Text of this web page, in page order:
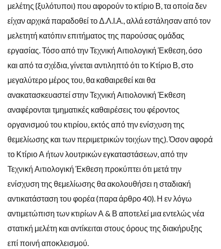
μελέτης {ξυλότυποι) που αφορούν το κτίριο Β, τα οποία δεν
είχαν αρχικά παραδοθεί το Δ.Λ.Ι.Α., αλλά εστάλησαν από τον
μελετητή κατόπιν επιτήματος της παρούσας ομάδας
εργασίας. Τόσο από την Τεχνική Αιτιολογική Έκθεση, όσο
και από τα σχέδια, γίνεται αντιληπτό ότι το Κτίριο Β, στο
μεγαλύτερο μέρος του, θα καθαιρεθεί και θα
ανακατασκευαστεί στην Τεχνική Αιτιολονική Έκθεση
αναφέρονται τμηματικές καθαιρέσεις του φέροντος
οργανισμού του κτιρίου, εκτός από την ενίσχυση της
θεμελίωσης και των περιμετρικών τοιχίων της). Όσον αφορά
το Κτίριο Α ήτων λουτρικών εγκαταστάσεων, από την
Τεχνική Αιτιολογική Έκθεση προκύπτει ότι μετά την
ενίσχυση της θεμελίωσης θα ακολουθήσει η σταδιακή
αντικατάσταση του φορέα (παρα άρθρο 40). Η εν λόγω
αντιμετώπιση των κτιρίων Α & Β αποτελεί μια εντελώς νέα
στατική μελέτη και αντίκειται στους όρους της διακήρυξης
επί ποινή αποκλεισμού.